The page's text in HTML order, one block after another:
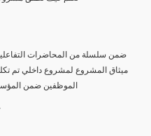
ضمن سلسلة من المحاضرات التفاعلية
ميثاق المشروع لمشروع داخلي تم
الموظفين ضمن
ما